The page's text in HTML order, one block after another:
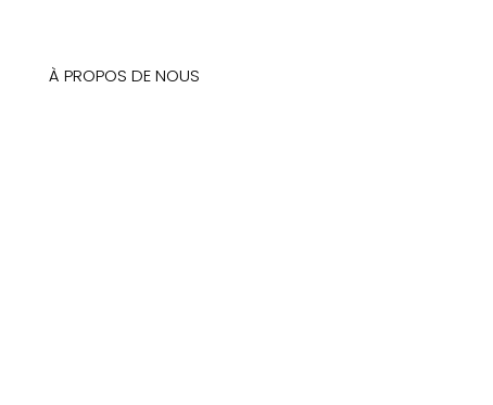
À PROPOS DE NOUS